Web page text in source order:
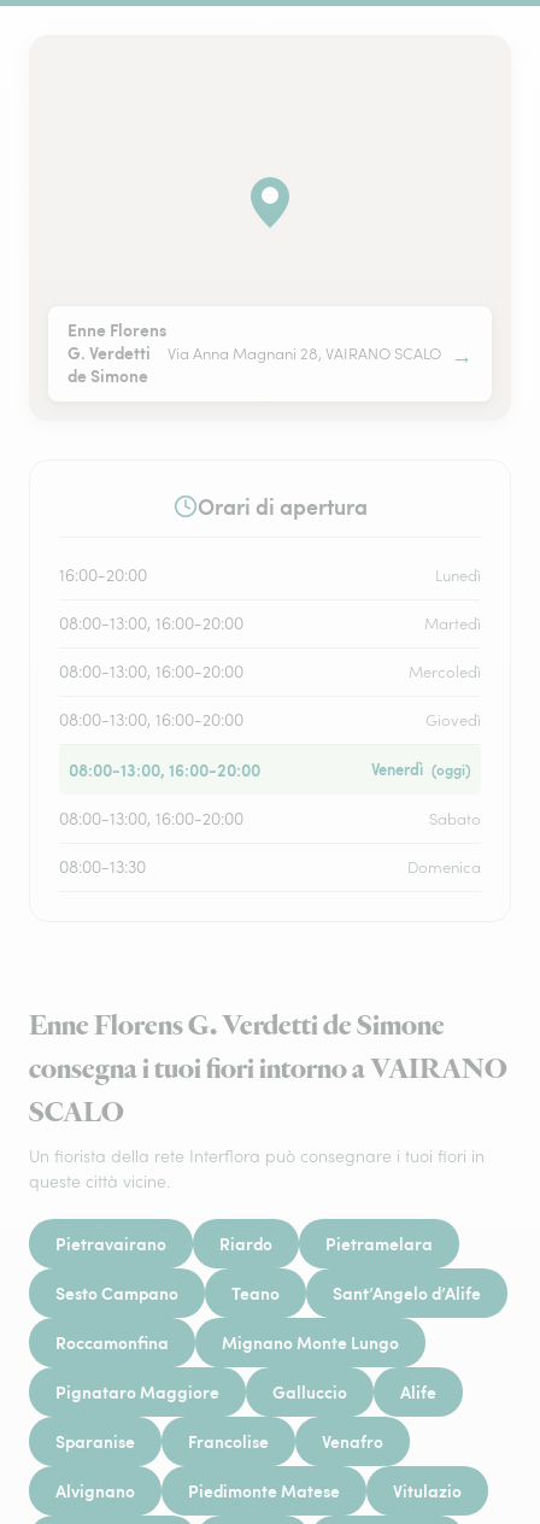
Enne Florens
G. Verdetti
de Simone
Via Anna Magnani 28, VAIRANO SCALO →
Orari di apertura
16:00-20:00 Lunedì
08:00-13:00, 16:00-20:00 Martedì
08:00-13:00, 16:00-20:00 Mercoledì
08:00-13:00, 16:00-20:00 Giovedì
08:00-13:00, 16:00-20:00 Venerdì (oggi)
08:00-13:00, 16:00-20:00 Sabato
08:00-13:30 Domenica
Enne Florens G. Verdetti de Simone
consegna i tuoi fiori intorno a VAIRANO
SCALO
Un fiorista della rete Interflora può consegnare i tuoi fiori in
queste città vicine.
Pietravairano Riardo Pietramelara
Sesto Campano Teano Sant’Angelo d’Alife
Roccamonfina Mignano Monte Lungo
Pignataro Maggiore Galluccio Alife
Sparanise Francolise Venafro
Alvignano Piedimonte Matese Vitulazio